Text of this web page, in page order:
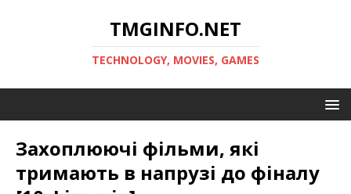
TMGINFO.NET
ТECHNOLOGY, MOVIES, GAMES
Захоплюючі фільми, які
тримають в напрузі до фіналу